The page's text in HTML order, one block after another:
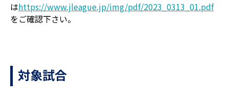
はhttps://www.jleague.jp/img/pdf/2023_0313_01.pdf
をご確認下さい。
対象試合